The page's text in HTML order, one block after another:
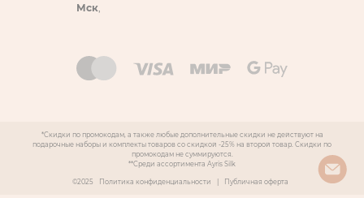
Мск,
*Скидки по промокодам, а также любые дополнительные скидки не действуют на
подарочные наборы и комплекты товаров со скидкой -25% на второй товар. Скидки по
промокодам не суммируются.
**Среди ассортимента Ayris Silk
©2025 Политика конфиденциальности Публичная оферта